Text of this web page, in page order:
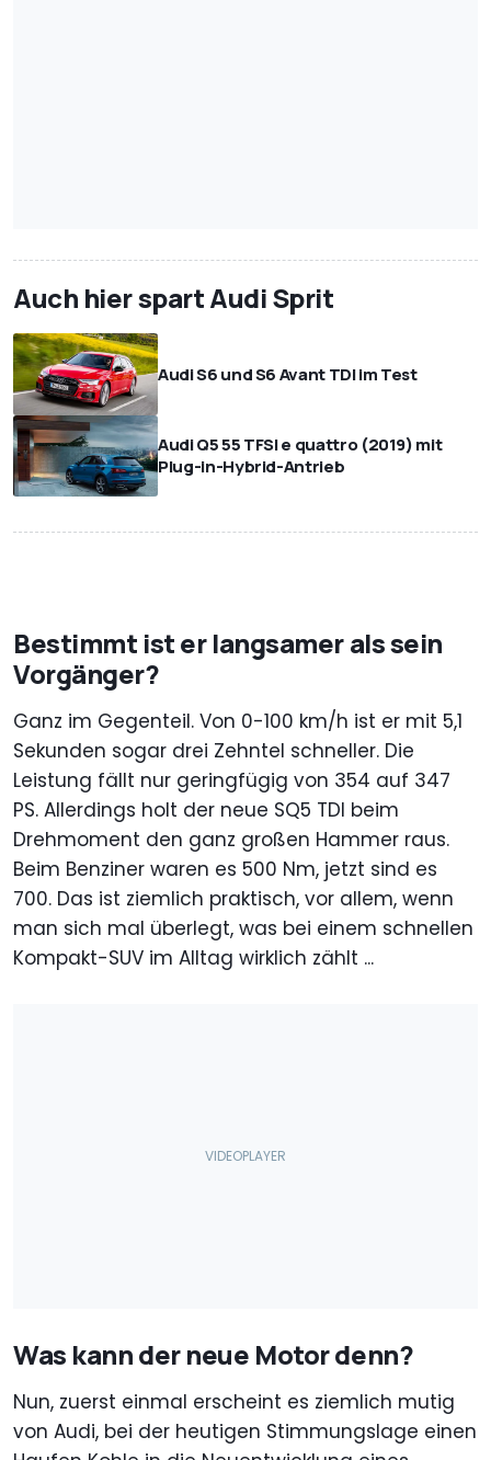
Auch hier spart Audi Sprit
Audi S6 und S6 Avant TDI im Test
Audi Q5 55 TFSI e quattro (2019) mit
Plug-in-Hybrid-Antrieb
Bestimmt ist er langsamer als sein
Vorgänger?
Ganz im Gegenteil. Von 0-100 km/h ist er mit 5,1
Sekunden sogar drei Zehntel schneller. Die
Leistung fällt nur geringfügig von 354 auf 347
PS. Allerdings holt der neue SQ5 TDI beim
Drehmoment den ganz großen Hammer raus.
Beim Benziner waren es 500 Nm, jetzt sind es
700. Das ist ziemlich praktisch, vor allem, wenn
man sich mal überlegt, was bei einem schnellen
Kompakt-SUV im Alltag wirklich zählt ...
Was kann der neue Motor denn?
Nun, zuerst einmal erscheint es ziemlich mutig
von Audi, bei der heutigen Stimmungslage einen